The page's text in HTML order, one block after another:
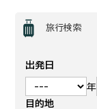
旅行検索
出発日
年
目的地